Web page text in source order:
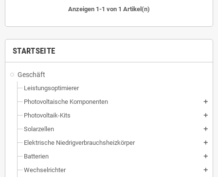
STARTSEITE
Geschäft
Leistungsoptimierer
Photovoltaische Komponenten
add
Photovoltaik-Kits add
Solarzellen add
Elektrische Niedrigverbrauchsheizkörper add
Batterien add
Wechselrichter add
Anzeigen 1-1 von 1 Artikel(n)